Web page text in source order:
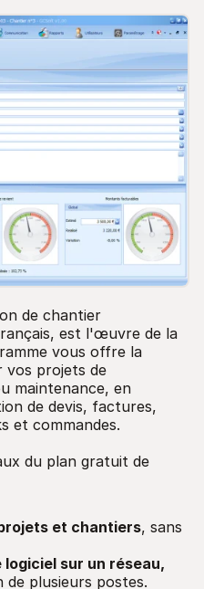
de chantier
est l'œuvre de la
vous offre la
vos projets de
maintenance, en
de devis, factures,
et commandes.
du plan gratuit de
et chantiers, sans
logiciel sur un réseau,
plusieurs postes.